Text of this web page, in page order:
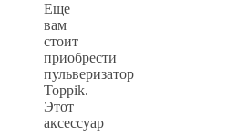
Еще
вам
стоит
приобрести
пульверизатор
Toppik.
Этот
аксессуар